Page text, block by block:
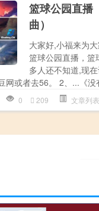
篮球公园直播
曲）
大家好,小福来为大
篮球公园直播，篮
多人还不知道,现
网或者去56。 2、...《没
0 209 文章列表